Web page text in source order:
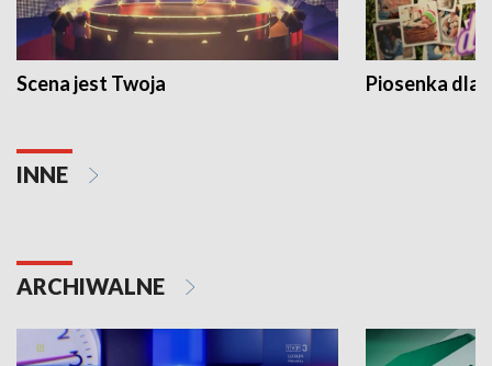
Scena jest Twoja Piosenka dla
INNE
ARCHIWALNE